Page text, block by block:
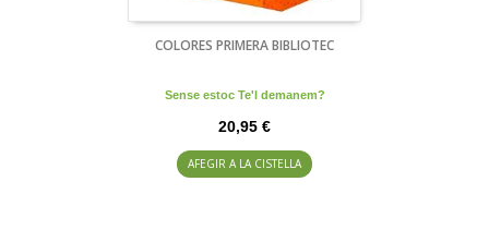
COLORES PRIMERA BIBLIOTEC
Sense estoc Te'l demanem?
20,95 €
AFEGIR A LA CISTELLA